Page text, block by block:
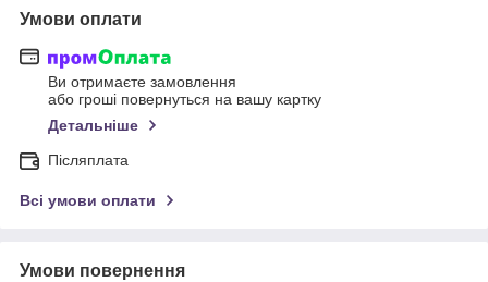
Умови оплати
Ви отримаєте замовлення
або гроші повернуться на вашу картку
Детальніше
Післяплата
Всі умови оплати
Умови повернення